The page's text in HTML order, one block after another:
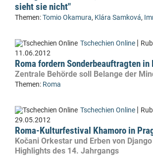
sieht sie nicht"
Themen:Tomio Okamura, Klára Samková,
Tschechien Online |
11.06.2012
Roma fordern Sonderbeauftragten in
Zentrale Behörde soll Belange der
Themen: Roma
Tschechien Online |
29.05.2012
Roma-Kulturfestival Khamoro in
Kočani Orkestar und Erben von
Highlights des 14. Jahrgangs